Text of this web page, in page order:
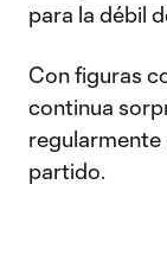
para la débil
Con figuras
continua
regularmente
partido.